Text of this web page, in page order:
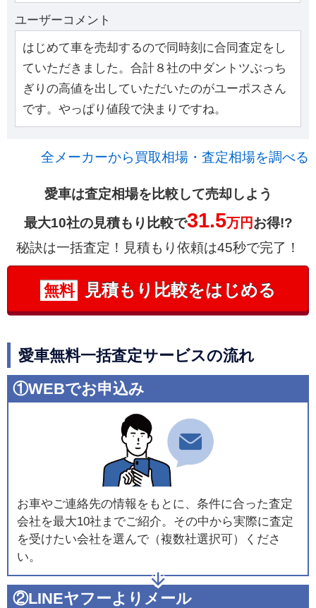
ユーザーコメント
はじめて車を売却するので同時刻に合同査定をし
ていただきました。合計８社の中ダントツぶっち
ぎりの高値を出していただいたのがユーポスさん
です。やっぱり値段で決まりですね。
全メーカーから買取相場・査定相場を調べる
愛車は査定相場を比較して売却しよう
最大10社の見積もり比較で31.5万円お得!?
秘訣は一括査定！見積もり依頼は45秒で完了！
無料 見積もり比較をはじめる
愛車無料一括査定サービスの流れ
①WEBでお申込み
お車やご連絡先の情報をもとに、条件に合った査定
会社を最大10社までご紹介。その中から実際に査定
を受けたい会社を選んで（複数社選択可）くださ
い。
②LINEヤフーよりメール